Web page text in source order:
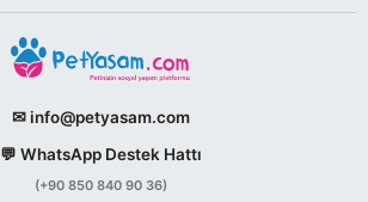
✉ info@petyasam.com
💬 WhatsApp Destek Hattı
(+90 850 840 90 36)